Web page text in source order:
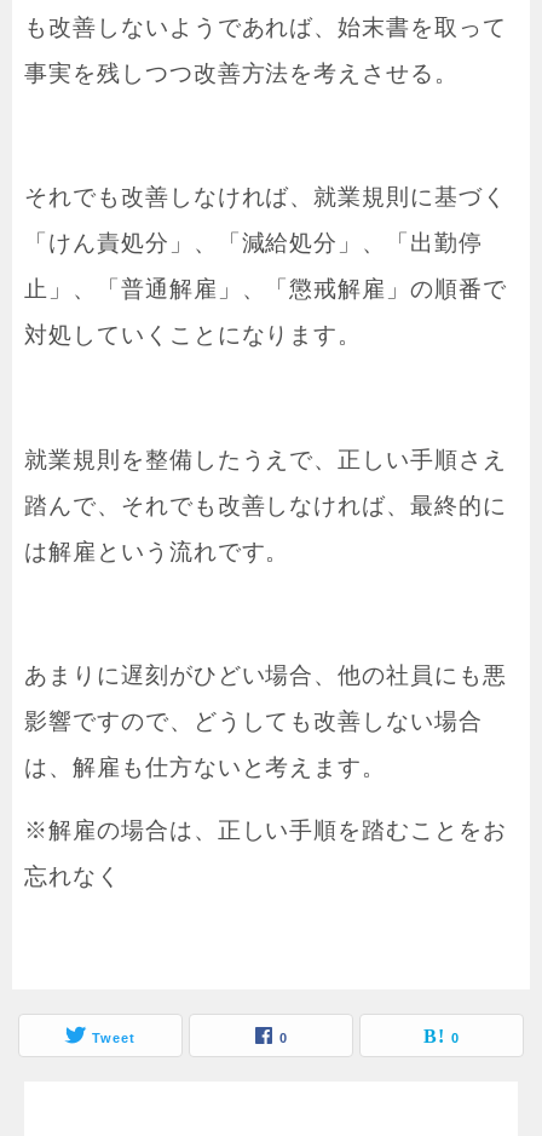
も改善しないようであれば、始末書を取って
事実を残しつつ改善方法を考えさせる。
それでも改善しなければ、就業規則に基づく
「けん責処分」、「減給処分」、「出勤停
止」、「普通解雇」、「懲戒解雇」の順番で
対処していくことになります。
就業規則を整備したうえで、正しい手順さえ
踏んで、それでも改善しなければ、最終的に
は解雇という流れです。
あまりに遅刻がひどい場合、他の社員にも悪
影響ですので、どうしても改善しない場合
は、解雇も仕方ないと考えます。
※解雇の場合は、正しい手順を踏むことをお
忘れなく
Tweet 0 0